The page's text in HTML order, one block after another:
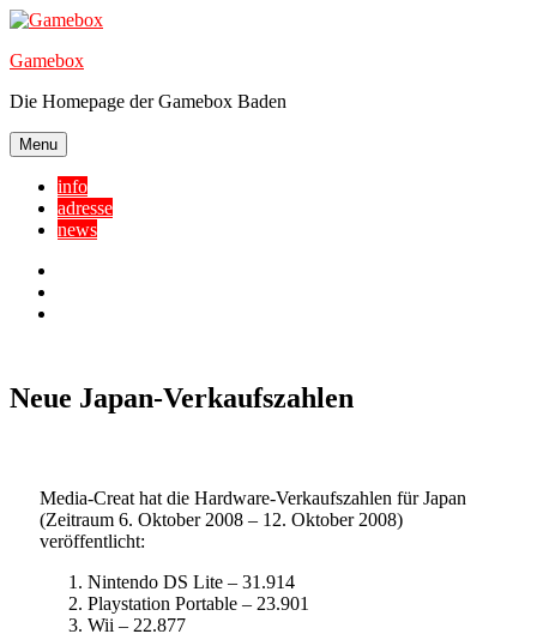
Skip
content
Gamebox
Die Homepage der Gamebox Baden
Menu
info
adresse
news
Neue Japan-Verkaufszahlen
Media-Creat hat die Hardware-Verkaufszahlen für Japan
(Zeitraum 6. Oktober 2008 – 12. Oktober 2008)
veröffentlicht:
Nintendo DS Lite – 31.914
Playstation Portable – 23.901
Wii – 22.877